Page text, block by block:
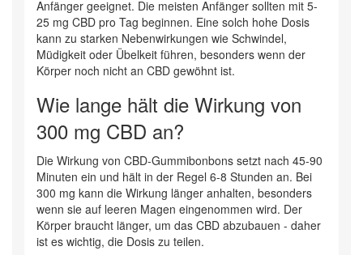
Anfänger geeignet. Die meisten Anfänger sollten mit 5-
25 mg CBD pro Tag beginnen. Eine solch hohe Dosis
kann zu starken Nebenwirkungen wie Schwindel,
Müdigkeit oder Übelkeit führen, besonders wenn der
Körper noch nicht an CBD gewöhnt ist.
Wie lange hält die Wirkung von
300 mg CBD an?
Die Wirkung von CBD-Gummibonbons setzt nach 45-90
Minuten ein und hält in der Regel 6-8 Stunden an. Bei
300 mg kann die Wirkung länger anhalten, besonders
wenn sie auf leeren Magen eingenommen wird. Der
Körper braucht länger, um das CBD abzubauen - daher
ist es wichtig, die Dosis zu teilen.